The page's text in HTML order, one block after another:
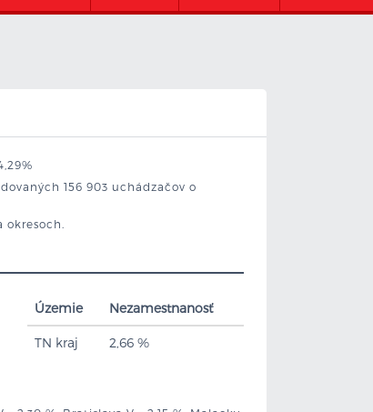
156 903 uchádzačov o
Územie Nezamestnanosť
TN kraj 2,66 %